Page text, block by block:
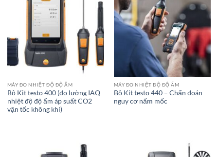
MÁY ĐO NHIỆT ĐỘ ĐỘ ẨM
Bộ Kit testo 400 (đo lường IAQ
nhiệt độ độ ẩm áp suất CO2
vận tốc không khí)
MÁY ĐO NHIỆT ĐỘ ĐỘ ẨM
Bộ Kit testo 440 – Chẩn đoán
nguy cơ nấm mốc